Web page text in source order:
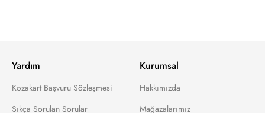
Yardım
Kozakart Başvuru Sözleşmesi
Sıkça Sorulan Sorular
Kurumsal
Hakkımızda
Mağazalarımız